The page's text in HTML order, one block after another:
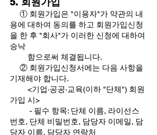
① 회원가입은 "이용자"가 약관의 내
용에 대하여 동의를 하고 회원가입신청
을 한 후 "회사"가 이러한 신청에 대하여
승낙
함으로써 체결됩니다.
② 회원가입신청서에는 다음 사항을
기재해야 합니다.
<기업·공공·교육(이하 "단체") 회원
가입 시>
- 필수 항목: 단체 이름, 라이선스
번호, 단체 비밀번호, 담당자 이메일, 담
당자 이름, 담당자 연락처